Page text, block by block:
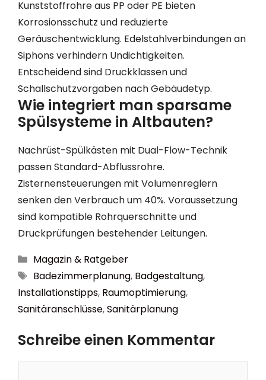
Kunststoffrohre aus PP oder PE bieten
Korrosionsschutz und reduzierte
Geräuschentwicklung. Edelstahlverbindungen an
Siphons verhindern Undichtigkeiten.
Entscheidend sind Druckklassen und
Schallschutzvorgaben nach Gebäudetyp.
Wie integriert man sparsame
Spülsysteme in Altbauten?
Nachrüst-Spülkästen mit Dual-Flow-Technik
passen Standard-Abflussrohre.
Zisternensteuerungen mit Volumenreglern
senken den Verbrauch um 40%. Voraussetzung
sind kompatible Rohrquerschnitte und
Druckprüfungen bestehender Leitungen.
Kategorien
Magazin & Ratgeber
Schlagwörter
Badezimmerplanung, Badgestaltung,
Installationstipps, Raumoptimierung,
Sanitäranschlüsse,Sanitärplanung
Schreibe einen Kommentar